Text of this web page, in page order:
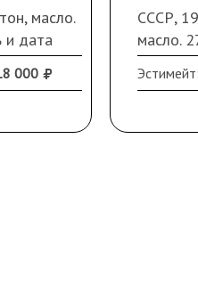
масло.
и дата
000
СССР,
масло.
дата
Эстимейт: